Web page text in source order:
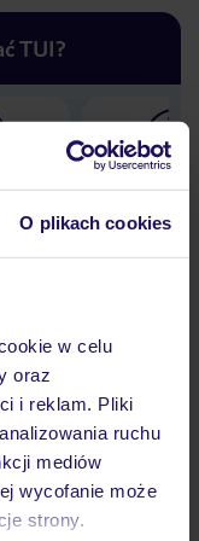
O plikach cookies
w celu
oraz
i reklam. Pliki
ruchu
mediów
wycofanie może
strony.
TUI?